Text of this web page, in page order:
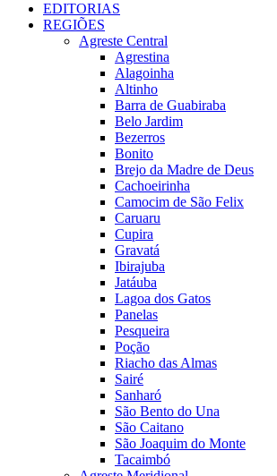
EDITORIAS
REGIÕES
Agreste Central
Agrestina
Alagoinha
Altinho
Barra de Guabiraba
Belo Jardim
Bezerros
Bonito
Brejo da Madre de Deus
Cachoeirinha
Camocim de São Felix
Caruaru
Cupira
Gravatá
Ibirajuba
Jatáuba
Lagoa dos Gatos
Panelas
Pesqueira
Poção
Riacho das Almas
Sairé
Sanharó
São Bento do Una
São Caitano
São Joaquim do Monte
Tacaimbó